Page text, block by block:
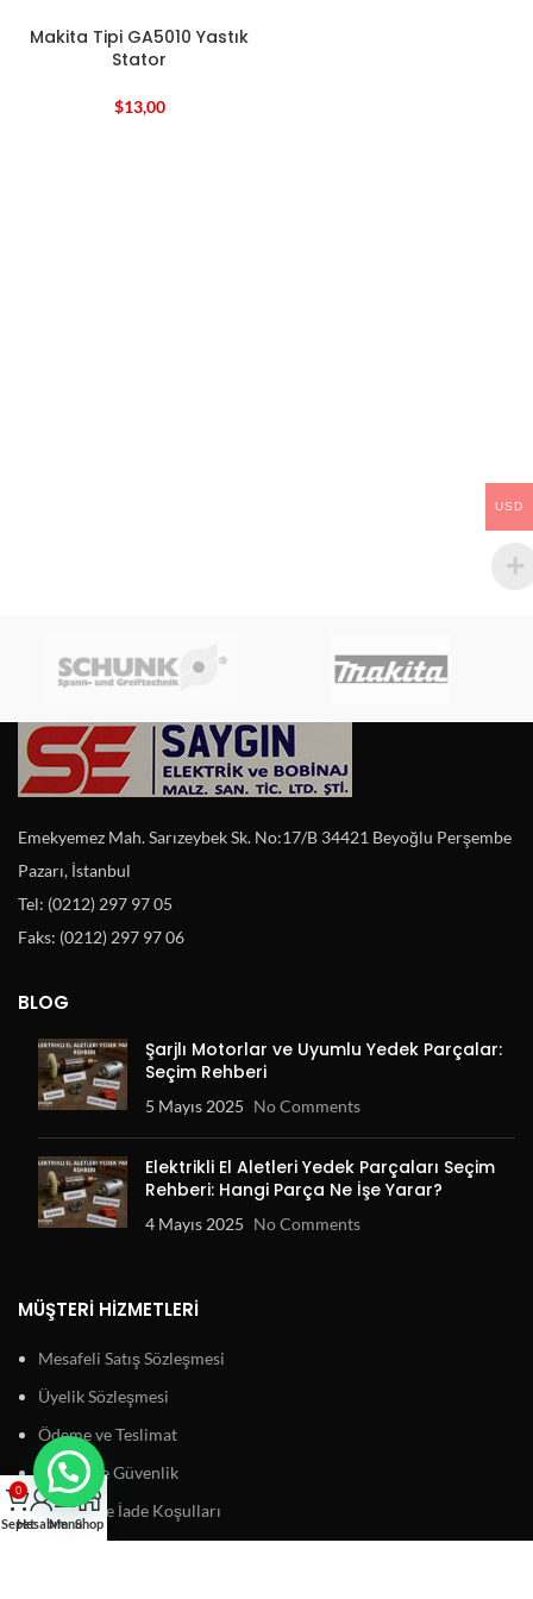
Makita Tipi GA5010 Yastık
Stator
$13,00
Emekyemez Mah. Sarızeybek Sk. No:17/B 34421 Beyoğlu Perşembe
Pazarı, İstanbul
Tel: (0212) 297 97 05
Faks: (0212) 297 97 06
BLOG
Şarjlı Motorlar ve Uyumlu Yedek Parçalar:
Seçim Rehberi
5 Mayıs 2025 No Comments
Elektrikli El Aletleri Yedek Parçaları Seçim
Rehberi: Hangi Parça Ne İşe Yarar?
4 Mayıs 2025 No Comments
MÜŞTERI HIZMETLERI
Mesafeli Satış Sözleşmesi
Üyelik Sözleşmesi
Ödeme ve Teslimat
Gizlilik ve Güvenlik
Garanti ve İade Koşulları
USD
0
SepetHesabımMenuShop